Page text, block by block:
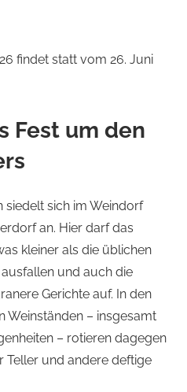
findet statt vom 26. Juni
Fest um den
siedelt sich im Weindorf
an. Hier darf das
kleiner als die üblichen
und auch die
Gerichte auf. In den
Weinständen – insgesamt
– rotieren dagegen
Teller und andere deftige